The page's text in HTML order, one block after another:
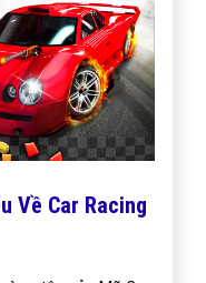
Về Car Racing